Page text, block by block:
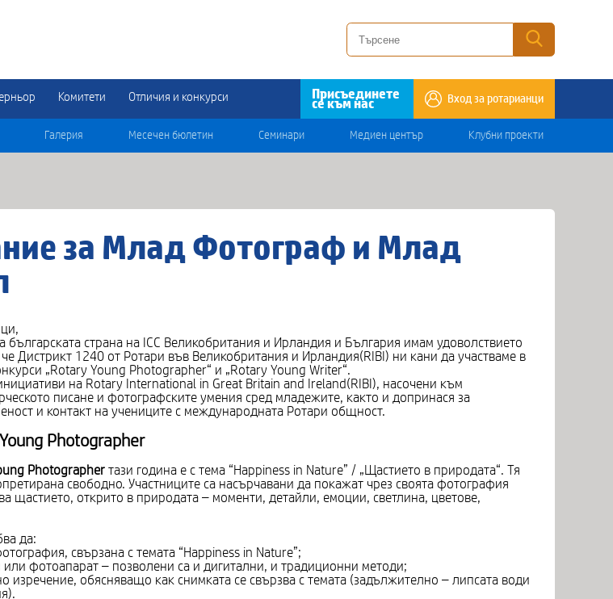
Комитети Отличия и конкурси Присъединете
се към нас Вход за ротарианци
Галерия Месечен бюлетин Семинари Медиен център Клубни проекти
за Млад Фотограф и Млад
българската страна на ICC Великобритания и Ирландия и България имам удоволствието
Дистрикт 1240 от Ротари във Великобритания и Ирландия(RIBI) ни кани да участваме в
„Rotary Young Photographer“ и „Rotary Young Writer“.
на Rotary International in Great Britain and Ireland(RIBI), насочени към
писане и фотографските умения сред младежите, както и допринася за
и контакт на учениците с международната Ротари общност.
Photographer
Photographer тази година е с тема “Happiness in Nature” / „Щастието в природата“. Тя
свободно. Участниците са насърчавани да покажат чрез своята фотография
щастието, открито в природата – моменти, детайли, емоции, светлина, цветове,
да:
свързана с темата “Happiness in Nature”;
фотоапарат – позволени са и дигитални, и традиционни методи;
изречение, обясняващо как снимката се свързва с темата (задължително – липсата води